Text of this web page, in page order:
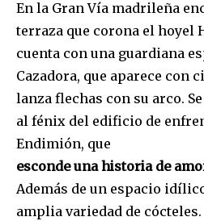
Únete a nuestra
suscriptores y sé
conversación.
Para suscribirte, solo escribe tu
y da click en el botón de
respetamos tu privacidad y no
INBOX. Tu información está
En la Gran Vía madrileña
terraza que corona el hoyel
cuenta con una guardiana
Cazadora, que aparece con
lanza flechas con su arco.
al fénix del edificio de
Endimión, que
esconde una historia de
Además de un espacio
amplia variedad de cócteles.